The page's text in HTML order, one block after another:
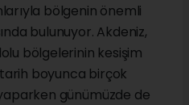
bölgenin önemli
bulunuyor. Akdeniz,
bölgelerinin kesişim
boyunca birçok
günümüzde de